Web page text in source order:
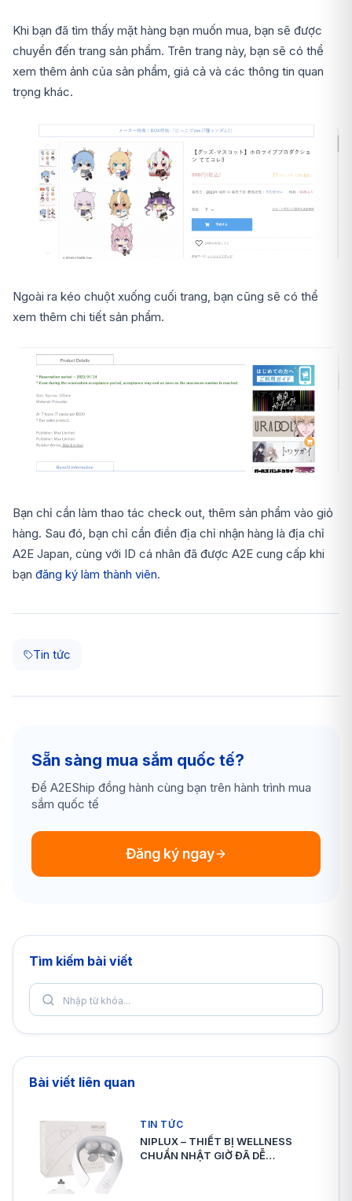
Khi bạn đã tìm thấy mặt hàng bạn muốn mua, bạn sẽ được
chuyển đến trang sản phẩm. Trên trang này, bạn sẽ có thể
xem thêm ảnh của sản phẩm, giá cả và các thông tin quan
trọng khác.
Ngoài ra kéo chuột xuống cuối trang, bạn cũng sẽ có thể
xem thêm chi tiết sản phẩm.
Bạn chỉ cần làm thao tác check out, thêm sản phẩm vào giỏ
hàng. Sau đó, bạn chỉ cần điền địa chỉ nhận hàng là địa chỉ
A2E Japan, cùng với ID cá nhân đã được A2E cung cấp khi
bạn đăng ký làm thành viên.
Tin tức
Sẵn sàng mua sắm quốc tế?
Để A2EShip đồng hành cùng bạn trên hành trình mua
sắm quốc tế
Đăng ký ngay
Tìm kiếm bài viết
Bài viết liên quan
TIN TỨC
NIPLUX – THIẾT BỊ WELLNESS
CHUẨN NHẬT GIỜ ĐÃ DỄ…